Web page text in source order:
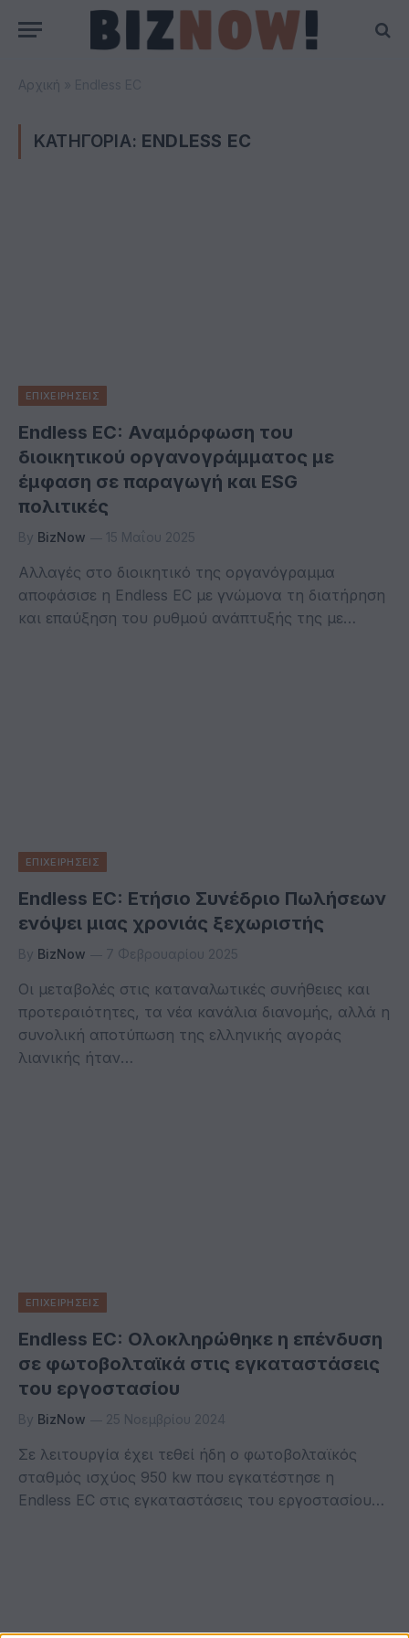
Αρχική
ΚΑΤΗΓΟΡΙΑ: ENDLESS EC
ΕΠΙΧΕΙΡΗΣΕΙΣ
Endless EC: Αναμόρφωση του
διοικητικού οργανογράμματος με
έμφαση σε παραγωγή και ESG
πολιτικές
By BizNow 15 Μαΐου 2025
Αλλαγές στο διοικητικό της οργανόγραμμα
αποφάσισε η Endless EC με γνώμονα τη διατήρηση
και επαύξηση του ρυθμού ανάπτυξής της με…
ΕΠΙΧΕΙΡΗΣΕΙΣ
Endless EC: Ετήσιο Συνέδριο Πωλήσεων
ενόψει μιας χρονιάς ξεχωριστής
By BizNow 7 Φεβρουαρίου 2025
Οι μεταβολές στις καταναλωτικές συνήθειες και
προτεραιότητες, τα νέα κανάλια διανομής, αλλά η
συνολική αποτύπωση της ελληνικής αγοράς
λιανικής ήταν…
ΕΠΙΧΕΙΡΗΣΕΙΣ
Endless EC: Ολοκληρώθηκε η επένδυση
σε φωτοβολταϊκά στις εγκαταστάσεις
του εργοστασίου
By BizNow 25 Νοεμβρίου 2024
Σε λειτουργία έχει τεθεί ήδη ο φωτοβολταϊκός
σταθμός ισχύος 950 kw που εγκατέστησε η
Endless EC στις εγκαταστάσεις του εργοστασίου…